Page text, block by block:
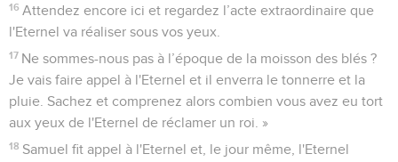
16 Attendez encore ici et regardez l’acte extraordinaire que
l'Eternel va réaliser sous vos yeux.
17 Ne sommes-nous pas à l’époque de la moisson des blés ?
Je vais faire appel à l'Eternel et il enverra le tonnerre et la
pluie. Sachez et comprenez alors combien vous avez eu tort
aux yeux de l'Eternel de réclamer un roi. »
18 Samuel fit appel à l'Eternel et, le jour même, l'Eternel